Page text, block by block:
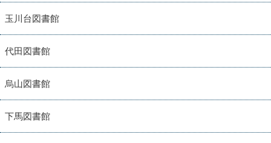
玉川台図書館
代田図書館
烏山図書館
下馬図書館